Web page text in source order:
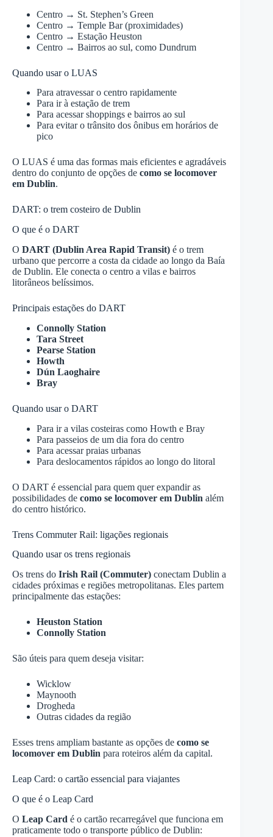
Centro → St. Stephen’s Green
Centro → Temple Bar (proximidades)
Centro → Estação Heuston
Centro → Bairros ao sul, como Dundrum
Quando usar o LUAS
Para atravessar o centro rapidamente
Para ir à estação de trem
Para acessar shoppings e bairros ao sul
Para evitar o trânsito dos ônibus em horários de
pico
O LUAS é uma das formas mais eficientes e agradáveis
dentro do conjunto de opções de como se locomover
em Dublin.
DART: o trem costeiro de Dublin
O que é o DART
O DART (Dublin Area Rapid Transit) é o trem
urbano que percorre a costa da cidade ao longo da Baía
de Dublin. Ele conecta o centro a vilas e bairros
litorâneos belíssimos.
Principais estações do DART
Connolly Station
Tara Street
Pearse Station
Howth
Dún Laoghaire
Bray
Quando usar o DART
Para ir a vilas costeiras como Howth e Bray
Para passeios de um dia fora do centro
Para acessar praias urbanas
Para deslocamentos rápidos ao longo do litoral
O DART é essencial para quem quer expandir as
possibilidades de como se locomover em Dublin além
do centro histórico.
Trens Commuter Rail: ligações regionais
Quando usar os trens regionais
Os trens do Irish Rail (Commuter) conectam Dublin a
cidades próximas e regiões metropolitanas. Eles partem
principalmente das estações:
Heuston Station
Connolly Station
São úteis para quem deseja visitar:
Wicklow
Maynooth
Drogheda
Outras cidades da região
Esses trens ampliam bastante as opções de como se
locomover em Dublin para roteiros além da capital.
Leap Card: o cartão essencial para viajantes
O que é o Leap Card
O Leap Card é o cartão recarregável que funciona em
praticamente todo o transporte público de Dublin: